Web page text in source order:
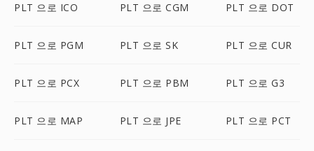
PLT 으로 ICO PLT 으로 CGM PLT 으로 DOT
PLT 으로 PGM PLT 으로 SK PLT 으로 CUR
PLT 으로 PCX PLT 으로 PBM PLT 으로 G3
PLT 으로 MAP PLT 으로 JPE PLT 으로 PCT